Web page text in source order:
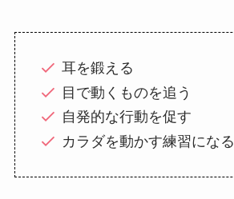
耳を鍛える
目で動くものを追う
自発的な行動を促す
カラダを動かす練習になる